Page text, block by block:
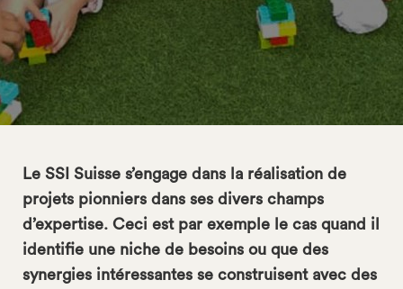
search
Le SSI Suisse s’engage dans la réalisation de
projets pionniers dans ses divers champs
d’expertise. Ceci est par exemple le cas quand il
identifie une niche de besoins ou que des
synergies intéressantes se construisent avec des